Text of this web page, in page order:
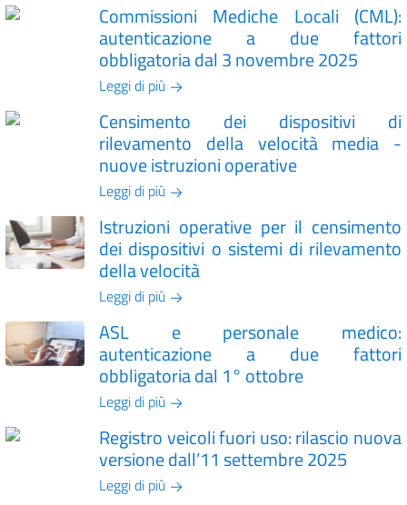
Commissioni Mediche Locali (CML):
autenticazione a due fattori
obbligatoria dal 3 novembre 2025
Leggi di più
Censimento dei dispositivi di
rilevamento della velocità media -
nuove istruzioni operative
Leggi di più
Istruzioni operative per il censimento
dei dispositivi o sistemi di rilevamento
della velocità
Leggi di più
ASL e personale medico:
autenticazione a due fattori
obbligatoria dal 1° ottobre
Leggi di più
Registro veicoli fuori uso: rilascio nuova
versione dall’11 settembre 2025
Leggi di più